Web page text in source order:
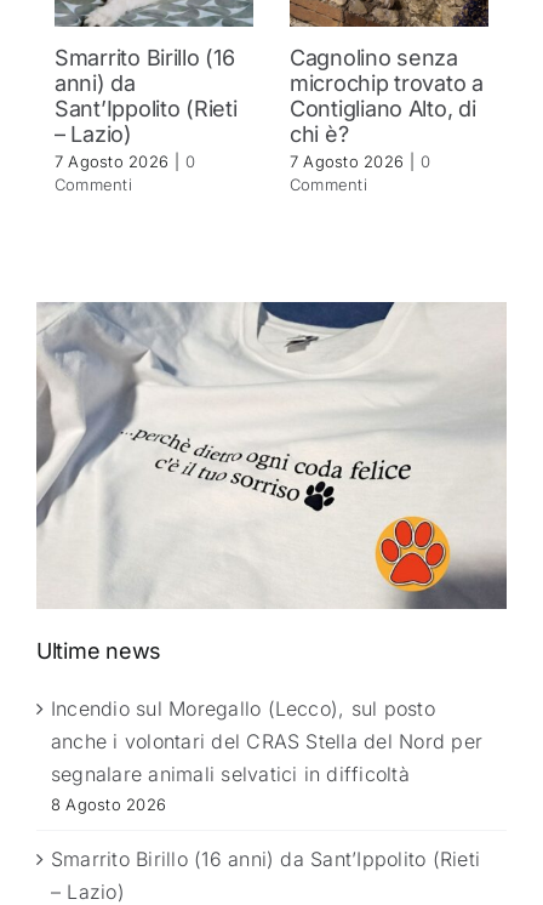
Smarrito Birillo (16
anni) da
Sant’Ippolito (Rieti
– Lazio)
7 Agosto 2026
0
Commenti
Cagnolino senza
microchip trovato a
Contigliano Alto, di
chi è?
7 Agosto 2026
0
Commenti
Ultime news
Incendio sul Moregallo (Lecco), sul posto
anche i volontari del CRAS Stella del Nord per
segnalare animali selvatici in difficoltà
8 Agosto 2026
Smarrito Birillo (16 anni) da Sant’Ippolito (Rieti
– Lazio)